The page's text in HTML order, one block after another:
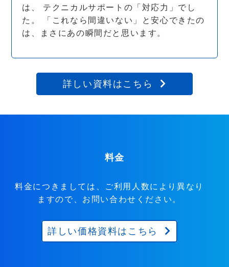
は、 テクニカルサポートの「対応力」でし
た。 「これなら間違いない」と安心できたの
は、まさにあの瞬間だと思います。
詳しい資料はこちら
料金
料金につきましては、ご利用人数により異なり
ますので、お問い合わせください。
詳しい価格資料はこちら